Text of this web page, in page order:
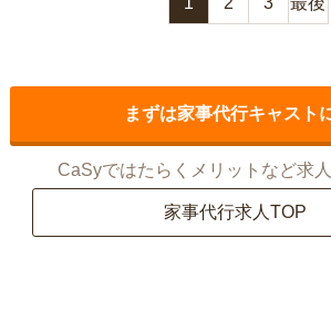
まずは家事代行キャスト
CaSyではたらくメリットなど求
家事代行求人TOP